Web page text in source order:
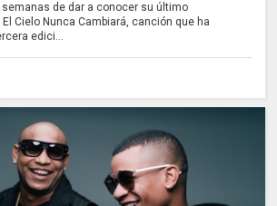
semanas de dar a conocer su último
Cielo Nunca Cambiará, canción que ha
edici...